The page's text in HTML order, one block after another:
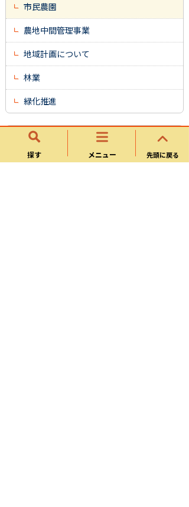
探す メニュー 先頭に戻る
市民農園
農地中間管理事業
地域計画について
林業
緑化推進
農林課